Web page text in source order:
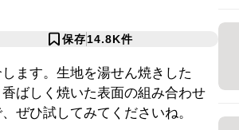
保存14.8K件
ます。生地を湯せん焼きした
ばしく焼いた表面の組み合わせ
ぜひ試してみてくださいね。